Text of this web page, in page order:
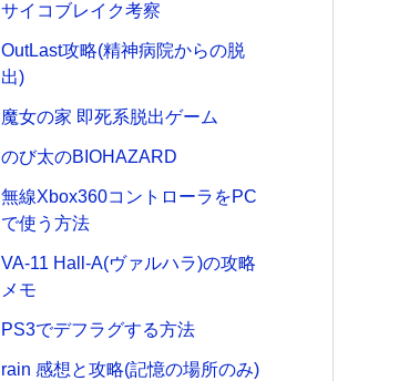
サイコブレイク考察
OutLast攻略(精神病院からの脱
出)
魔女の家 即死系脱出ゲーム
のび太のBIOHAZARD
無線Xbox360コントローラをPC
で使う方法
VA-11 Hall-A(ヴァルハラ)の攻略
メモ
PS3でデフラグする方法
rain 感想と攻略(記憶の場所のみ)